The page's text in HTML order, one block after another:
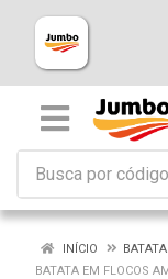
INÍCIO
BATATA EM FLOCOS